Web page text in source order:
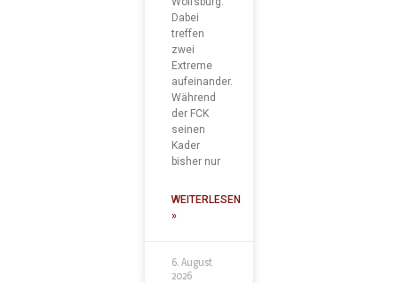
Dabei
treffen
zwei
Extreme
aufeinander.
Während
der FCK
seinen
Kader
bisher nur
WEITERLESEN
»
6. August
2026